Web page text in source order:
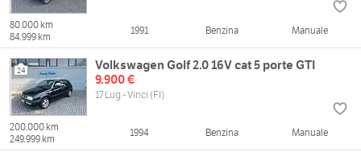
80.000 km
84.999 km
1991 Benzina Manuale
24
Volkswagen Golf 2.0 16V cat 5 porte GTI
9.900 €
17 Lug - Vinci (FI)
200.000 km
249.999 km
1994 Benzina Manuale